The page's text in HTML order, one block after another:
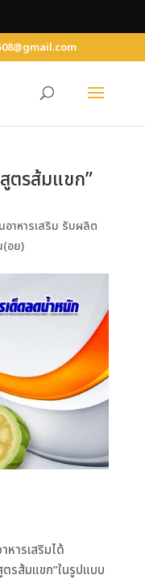
ตรส้มแขก”
อาหารเสริม รับผลิต
(อย)
ารเสริมได้
ตรส้มแขก”ในรูปแบบ